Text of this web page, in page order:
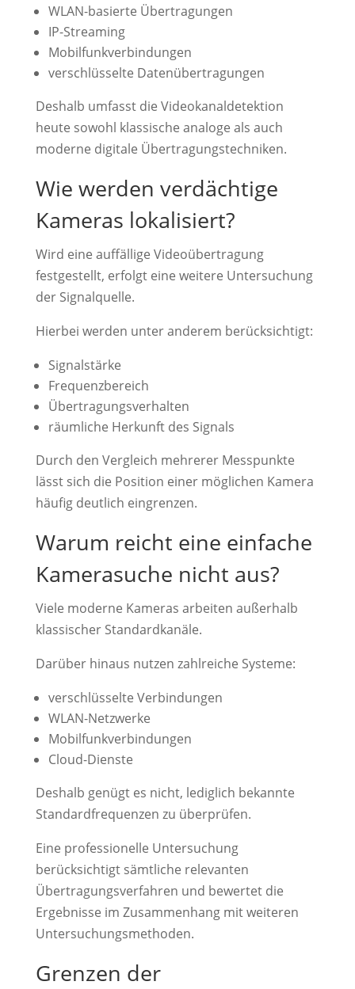
WLAN-basierte Übertragungen
IP-Streaming
Mobilfunkverbindungen
verschlüsselte Datenübertragungen
Deshalb umfasst die Videokanaldetektion
heute sowohl klassische analoge als auch
moderne digitale Übertragungstechniken.
Wie werden verdächtige
Kameras lokalisiert?
Wird eine auffällige Videoübertragung
festgestellt, erfolgt eine weitere Untersuchung
der Signalquelle.
Hierbei werden unter anderem berücksichtigt:
Signalstärke
Frequenzbereich
Übertragungsverhalten
räumliche Herkunft des Signals
Durch den Vergleich mehrerer Messpunkte
lässt sich die Position einer möglichen Kamera
häufig deutlich eingrenzen.
Warum reicht eine einfache
Kamerasuche nicht aus?
Viele moderne Kameras arbeiten außerhalb
klassischer Standardkanäle.
Darüber hinaus nutzen zahlreiche Systeme:
verschlüsselte Verbindungen
WLAN-Netzwerke
Mobilfunkverbindungen
Cloud-Dienste
Deshalb genügt es nicht, lediglich bekannte
Standardfrequenzen zu überprüfen.
Eine professionelle Untersuchung
berücksichtigt sämtliche relevanten
Übertragungsverfahren und bewertet die
Ergebnisse im Zusammenhang mit weiteren
Untersuchungsmethoden.
Grenzen der